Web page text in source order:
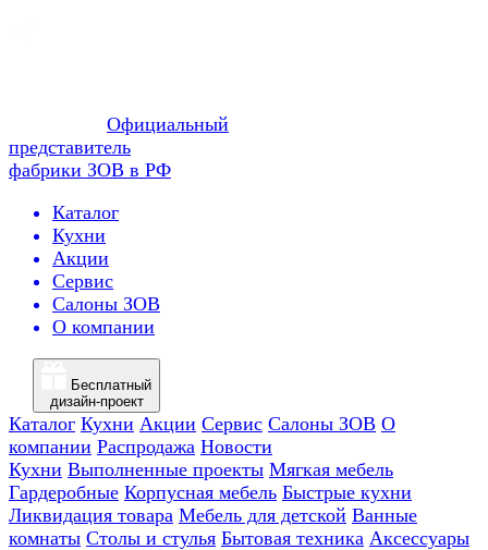
Официальный
представитель
фабрики ЗОВ в РФ
Каталог
Кухни
Акции
Сервис
Салоны ЗОВ
О компании
Бесплатный
дизайн-проект
Каталог Кухни Акции Сервис Салоны ЗОВ О
компании Распродажа Новости
Кухни Выполненные проекты Мягкая мебель
Гардеробные Корпусная мебель Быстрые кухни
Ликвидация товара Мебель для детской Ванные
комнаты Столы и стулья Бытовая техника Аксессуары